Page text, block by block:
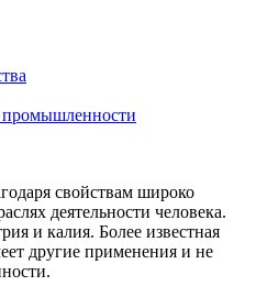
свойствам широко
деятельности человека.
и калия. Более известная
другие применения и не